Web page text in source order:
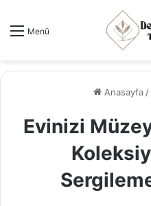
Menü
Anasayfa /
Evinizi